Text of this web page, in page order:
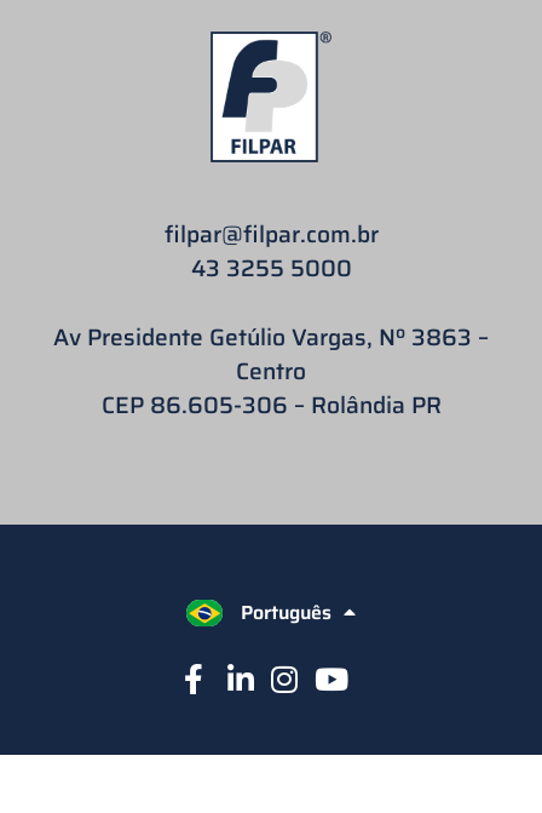
filpar@filpar.com.br
43 3255 5000
Av Presidente Getúlio Vargas, Nº 3863 –
Centro
CEP 86.605-306 – Rolândia PR
Português
English
Español